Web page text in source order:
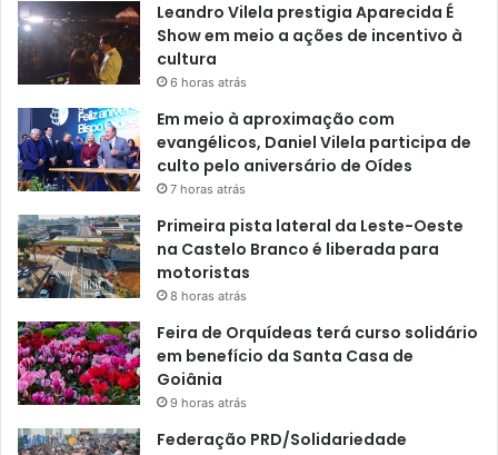
Leandro Vilela prestigia Aparecida É
Show em meio a ações de incentivo à
cultura
6 horas atrás
Em meio à aproximação com
evangélicos, Daniel Vilela participa de
culto pelo aniversário de Oídes
7 horas atrás
Primeira pista lateral da Leste-Oeste
na Castelo Branco é liberada para
motoristas
8 horas atrás
Feira de Orquídeas terá curso solidário
em benefício da Santa Casa de
Goiânia
9 horas atrás
Federação PRD/Solidariedade